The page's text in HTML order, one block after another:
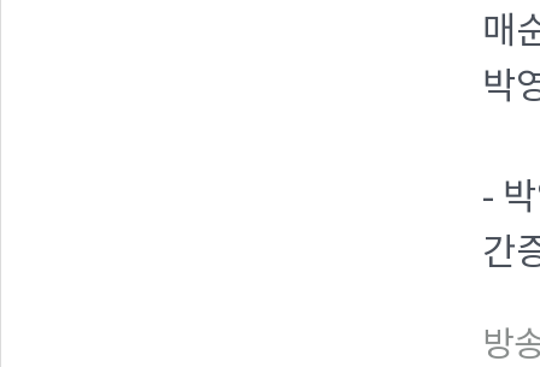
매
박
-
간
방